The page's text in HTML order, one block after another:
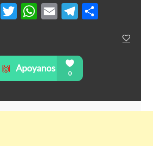
Facebook
Twitter
WhatsApp
Email